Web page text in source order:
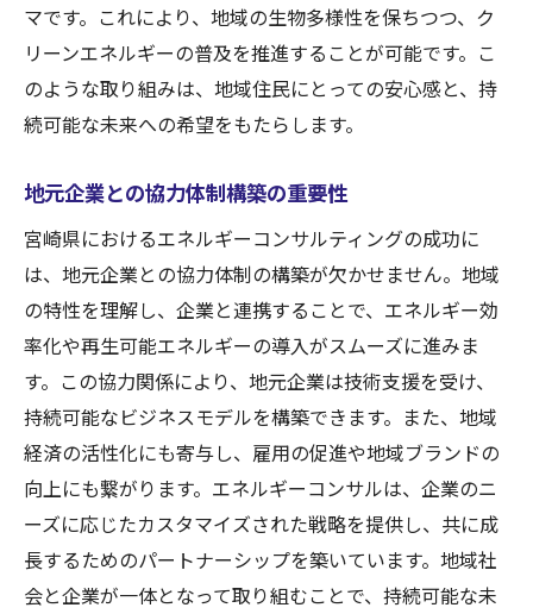
マです。これにより、地域の生物多様性を保ちつつ、ク
リーンエネルギーの普及を推進することが可能です。こ
のような取り組みは、地域住民にとっての安心感と、持
続可能な未来への希望をもたらします。
地元企業との協力体制構築の重要性
宮崎県におけるエネルギーコンサルティングの成功に
は、地元企業との協力体制の構築が欠かせません。地域
の特性を理解し、企業と連携することで、エネルギー効
率化や再生可能エネルギーの導入がスムーズに進みま
す。この協力関係により、地元企業は技術支援を受け、
持続可能なビジネスモデルを構築できます。また、地域
経済の活性化にも寄与し、雇用の促進や地域ブランドの
向上にも繋がります。エネルギーコンサルは、企業のニ
ーズに応じたカスタマイズされた戦略を提供し、共に成
長するためのパートナーシップを築いています。地域社
会と企業が一体となって取り組むことで、持続可能な未